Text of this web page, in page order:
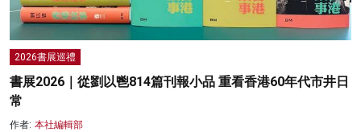
2026書展巡禮
書展2026｜從劉以鬯814篇刊報小品 重看香港60年代市井日
常
作者: 本社編輯部